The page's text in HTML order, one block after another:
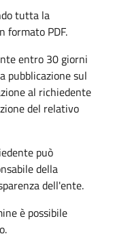
tutta la
formato PDF.
entro 30 giorni
pubblicazione sul
al richiedente
del relativo
può
della
dell'ente.
è possibile